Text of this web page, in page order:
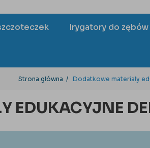
Irygatory do zębów
Strona główna Dodatkowe materiały
EDUKACYJNE